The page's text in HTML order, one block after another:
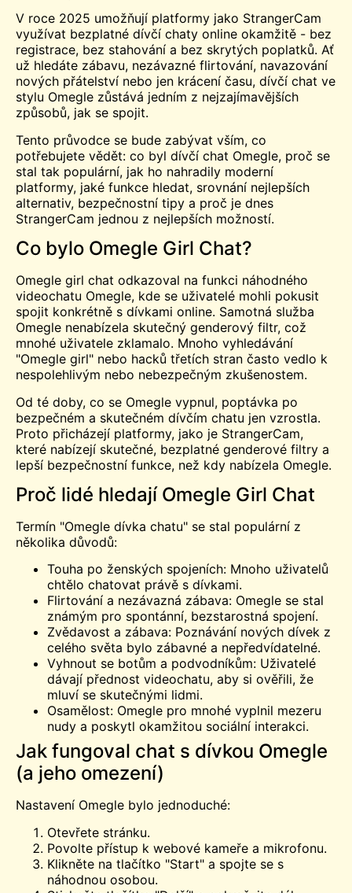
V roce 2025 umožňují platformy jako StrangerCam
využívat bezplatné dívčí chaty online okamžitě - bez
registrace, bez stahování a bez skrytých poplatků. Ať
už hledáte zábavu, nezávazné flirtování, navazování
nových přátelství nebo jen krácení času, dívčí chat ve
stylu Omegle zůstává jedním z nejzajímavějších
způsobů, jak se spojit.
Tento průvodce se bude zabývat vším, co
potřebujete vědět: co byl dívčí chat Omegle, proč se
stal tak populární, jak ho nahradily moderní
platformy, jaké funkce hledat, srovnání nejlepších
alternativ, bezpečnostní tipy a proč je dnes
StrangerCam jednou z nejlepších možností.
Co bylo Omegle Girl Chat?
Omegle girl chat odkazoval na funkci náhodného
videochatu Omegle, kde se uživatelé mohli pokusit
spojit konkrétně s dívkami online. Samotná služba
Omegle nenabízela skutečný genderový filtr, což
mnohé uživatele zklamalo. Mnoho vyhledávání
"Omegle girl" nebo hacků třetích stran často vedlo k
nespolehlivým nebo nebezpečným zkušenostem.
Od té doby, co se Omegle vypnul, poptávka po
bezpečném a skutečném dívčím chatu jen vzrostla.
Proto přicházejí platformy, jako je StrangerCam,
které nabízejí skutečné, bezplatné genderové filtry a
lepší bezpečnostní funkce, než kdy nabízela Omegle.
Proč lidé hledají Omegle Girl Chat
Termín "Omegle dívka chatu" se stal populární z
několika důvodů:
Touha po ženských spojeních: Mnoho uživatelů
chtělo chatovat právě s dívkami.
Flirtování a nezávazná zábava: Omegle se stal
známým pro spontánní, bezstarostná spojení.
Zvědavost a zábava: Poznávání nových dívek z
celého světa bylo zábavné a nepředvídatelné.
Vyhnout se botům a podvodníkům: Uživatelé
dávají přednost videochatu, aby si ověřili, že
mluví se skutečnými lidmi.
Osamělost: Omegle pro mnohé vyplnil mezeru
nudy a poskytl okamžitou sociální interakci.
Jak fungoval chat s dívkou Omegle
(a jeho omezení)
Nastavení Omegle bylo jednoduché:
Otevřete stránku.
Povolte přístup k webové kameře a mikrofonu.
Klikněte na tlačítko "Start" a spojte se s
náhodnou osobou.